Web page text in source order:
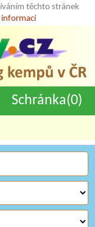
těchto stránek
informací
Schránka(0)